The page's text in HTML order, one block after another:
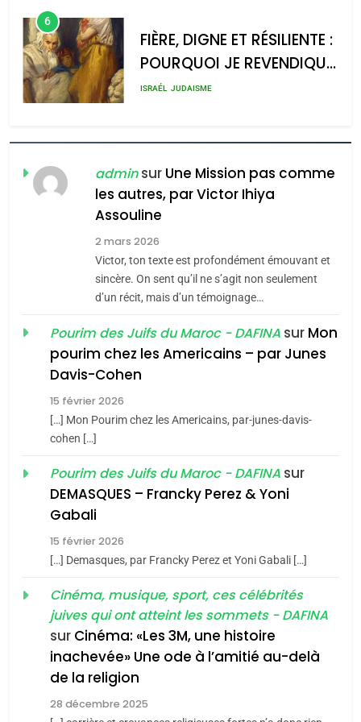
l’antisémitisme
admin 0
6
FIÈRE, DIGNE ET RÉSILIENTE :
POURQUOI JE REVENDIQUE
MA JUDAÏTE par Thérèse
ISRAÉL JUDAISME
CE QUI NOUS MANQUE –
Jacques Hadida
JUDAISME
Maroc : Les amandes de
Tafraout, le miel de Tadla
Azilal consacrés produits
du terroir
DAFINA MAROC
Oeil ravageur – Vanessa
De Loya Stauber
«Tu dis génocide, je dis
guerre»: La nouvelle
Tout sur la Nostalgie
SOUVENIRS
l’alliance pourrait
adminsur Une Mission pas comme
les autres, par Victor Ihiya
Assouline
2 mars 2026
Victor, ton texte est profondément émouvant et
sincère. On sent qu’il ne s’agit non seulement
d’un récit, mais d’un témoignage…
Pourim des Juifs du Maroc - DAFINA sur Mon
pourim chez les Americains – par Junes
Davis-Cohen
15 février 2026
[…] Mon Pourim chez les Americains, par-junes-davis-
cohen […]
Pourim des Juifs du Maroc - DAFINA sur
DEMASQUES – Francky Perez & Yoni
Gabali
15 février 2026
[…] Demasques, par Francky Perez et Yoni Gabali […]
Cinéma, musique, sport, ces célébrités
juives qui ont atteint les sommets - DAFINA
sur Cinéma: «Les 3M, une histoire
inachevée» Une ode à l’amitié au-delà
de la religion
28 décembre 2025
2025, l’année la plus
d’ADL contre
l’antisémitisme
FRANCE ISRAÉL
POURQUOI JE REVENDIQUE
Zrihen-Dvir
CE QUI NOUS MANQUE –
Jacques Hadida
JUDAISME